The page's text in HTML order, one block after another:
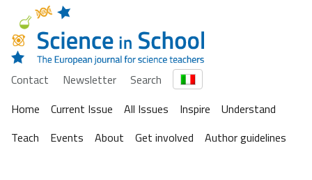
Contact Newsletter
Search
Home
Current Issue All Issues Inspire
Understand
Teach
Events About Get involved Author guidelines